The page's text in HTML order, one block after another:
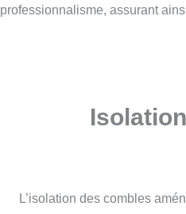
professionnalisme, assurant
L’isolation des combles